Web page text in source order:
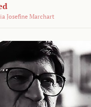
Josefine Marchart